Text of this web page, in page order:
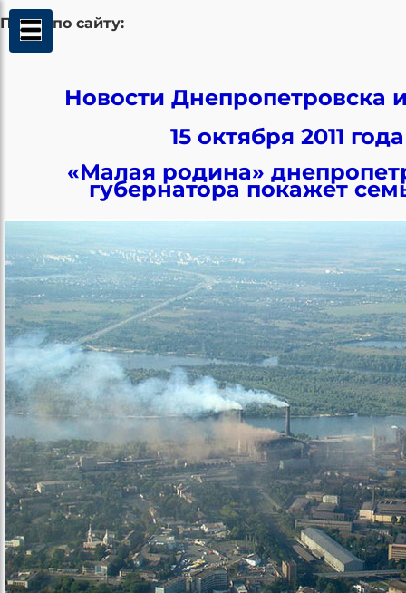
Поиск по сайту:
Новости Днепропетровска
15 октября 2011 года
«Малая родина»
губернатора покажет